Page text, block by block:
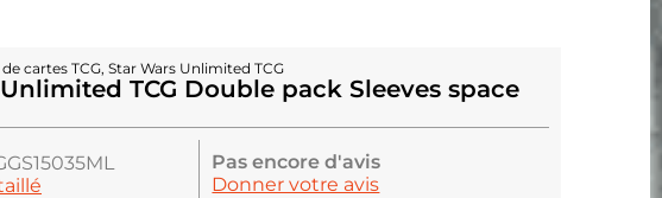
cartes TCG, Star Wars Unlimited TCG
TCG Double pack Sleeves space
Pas encore d'avis
Donner votre avis